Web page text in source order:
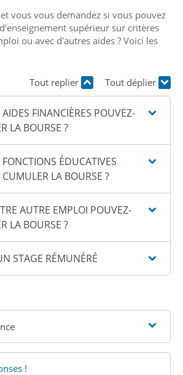
vous vous demandez si vous pouvez
supérieur sur critères
ou avec d'autres aides ? Voici les
Tout replier Tout déplier
FINANCIÈRES POUVEZ-
LA BOURSE ?
ÉDUCATIVES
LA BOURSE ?
AUTRE EMPLOI POUVEZ-
LA BOURSE ?
STAGE RÉMUNÉRÉ
!